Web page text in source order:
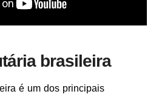
brasileira
é um dos principais